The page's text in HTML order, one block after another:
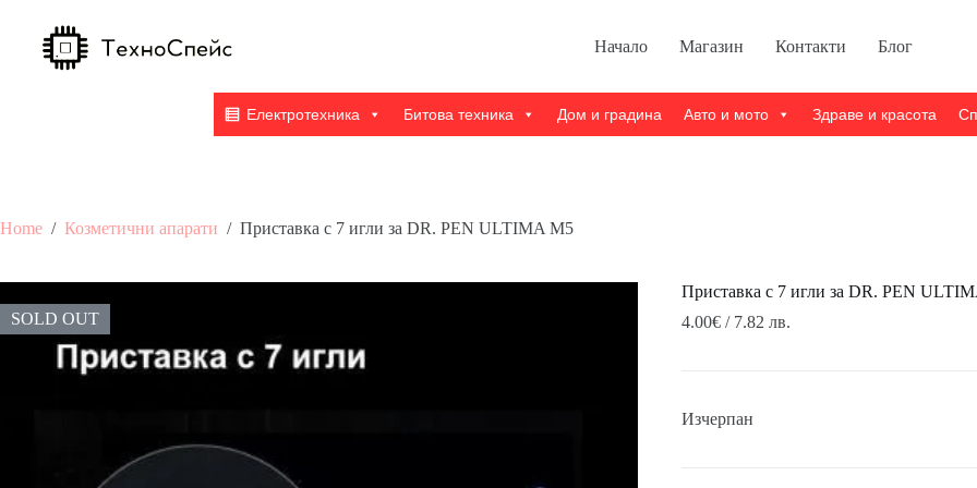
content
Начало Магазин Контакти Блог
Електротехника Битова техника Дом и градина Авто и мото Здраве и красота
Home / Козметични апарати / Приставка с 7 игли за DR. PEN ULTIMA M5
SOLD OUT
Приставка с 7 игли за DR. PEN
4.00€/ 7.82 лв.
Изчерпан